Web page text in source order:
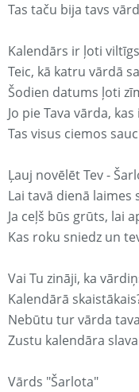
Tas taču bija tavs
Kalendārs ir ļoti
Teic, kā katru vārdā
Šodien datums ļoti
Jo pie Tava vārda,
Tas visus ciemos
Ļauj novēlēt Tev -
Lai tavā dienā laimes
Ja ceļš būs grūts, lai
Kas roku sniedz un
Vai Tu zināji, ka
Kalendārā
Nebūtu tur vārda
Zustu kalendāra
Vārds "Šarlota"